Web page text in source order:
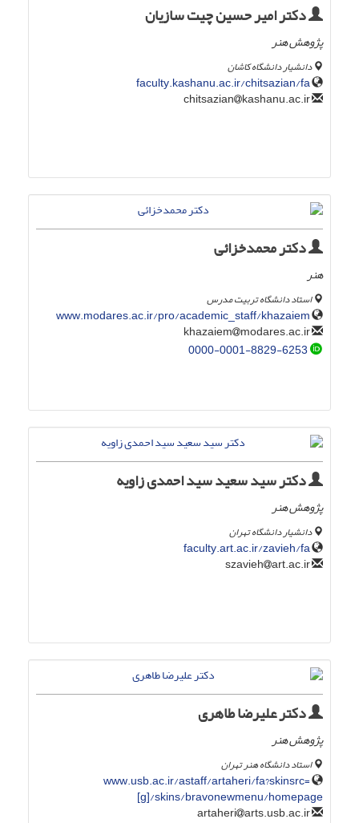
دکتر امیر حسین چیت سازیان
پژوهش هنر
دانشیار دانشگاه کاشان
faculty.kashanu.ac.ir/chitsazian/fa
kashanu.ac.ir
دکتر محمدخزائی
هنر
استاد دانشگاه تربیت مدرس
www.modares.ac.ir/pro/academic_staff/khazaiem
modares.ac.ir
0000-0001-8829-6253
دکتر سید سعید سید احمدی زاویه
پژوهش هنر
دانشیار دانشگاه تهران
faculty.art.ac.ir/zavieh/fa
art.ac.ir
دکتر علیرضا طاهری
پژوهش هنر
استاد دانشگاه هنر تهران
www.usb.ac.ir/astaff/artaheri/fa?skinsrc=
[g]/skins/bravonewmenu/homepage
arts.usb.ac.ir